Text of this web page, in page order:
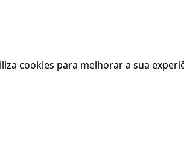
cookies para melhorar a sua